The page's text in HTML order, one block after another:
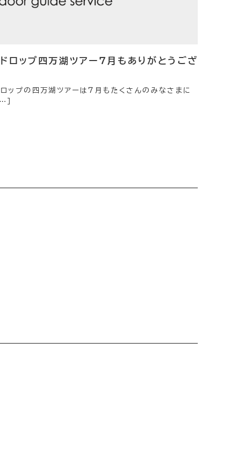
ドロップ四万湖ツアー７月もありがとうござ
ップの四万湖ツアーは７月もたくさんのみなさまに